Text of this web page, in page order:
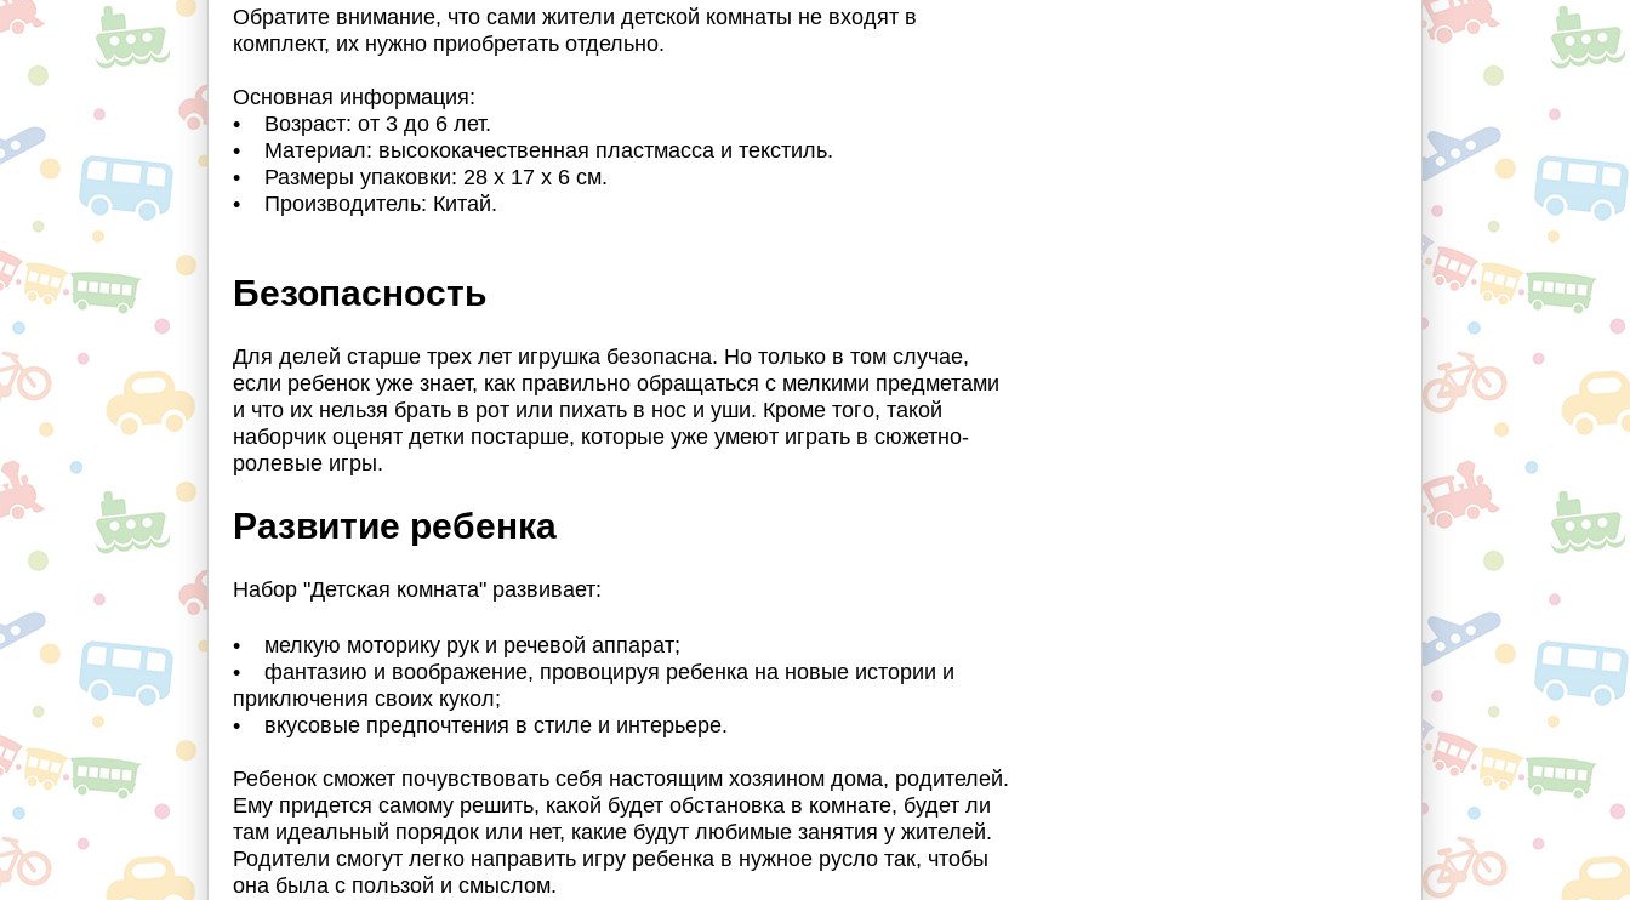
Обратите внимание, что сами жители детской комнаты не входят в
комплект, их нужно приобретать отдельно.
Основная информация:
• Возраст: от 3 до 6 лет.
• Материал: высококачественная пластмасса и текстиль.
• Размеры упаковки: 28 х 17 х 6 см.
• Производитель: Китай.
Безопасность
Для делей старше трех лет игрушка безопасна. Но только в том случае,
если ребенок уже знает, как правильно обращаться с мелкими предметами
и что их нельзя брать в рот или пихать в нос и уши. Кроме того, такой
наборчик оценят детки постарше, которые уже умеют играть в сюжетно-
ролевые игры.
Развитие ребенка
Набор "Детская комната" развивает:
• мелкую моторику рук и речевой аппарат;
• фантазию и воображение, провоцируя ребенка на новые истории и
приключения своих кукол;
• вкусовые предпочтения в стиле и интерьере.
Ребенок сможет почувствовать себя настоящим хозяином дома, родителей.
Ему придется самому решить, какой будет обстановка в комнате, будет ли
там идеальный порядок или нет, какие будут любимые занятия у жителей.
Родители смогут легко направить игру ребенка в нужное русло так, чтобы
она была с пользой и смыслом.